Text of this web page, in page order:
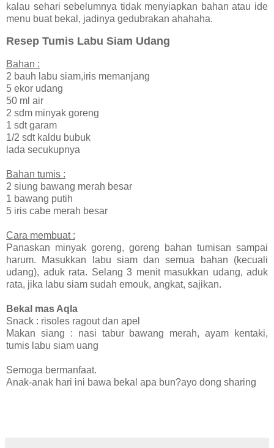
kalau sehari sebelumnya tidak menyiapkan bahan atau ide
menu buat bekal, jadinya gedubrakan ahahaha.
Resep Tumis Labu Siam Udang
Bahan :
2 bauh labu siam,iris memanjang
5 ekor udang
50 ml air
2 sdm minyak goreng
1 sdt garam
1/2 sdt kaldu bubuk
lada secukupnya
Bahan tumis :
2 siung bawang merah besar
1 bawang putih
5 iris cabe merah besar
Cara membuat :
Panaskan minyak goreng, goreng bahan tumisan sampai
harum. Masukkan labu siam dan semua bahan (kecuali
udang), aduk rata. Selang 3 menit masukkan udang, aduk
rata, jika labu siam sudah emouk, angkat, sajikan.
Bekal mas Aqla
Snack : risoles ragout dan apel
Makan siang : nasi tabur bawang merah, ayam kentaki,
tumis labu siam uang
Semoga bermanfaat.
Anak-anak hari ini bawa bekal apa bun?ayo dong sharing